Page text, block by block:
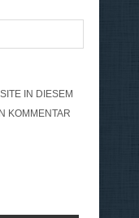
IN DIESEM
KOMMENTAR